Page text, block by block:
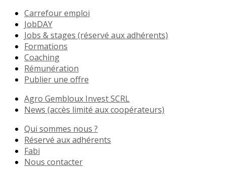
Carrefour emploi
JobDAY
Jobs & stages (réservé aux adhérents)
Formations
Coaching
Rémunération
Publier une offre
Agro Gembloux Invest SCRL
News (accès limité aux coopérateurs)
Qui sommes nous ?
Réservé aux adhérents
Fabi
Nous contacter